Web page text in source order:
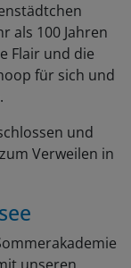
als 100 Jahren
Flair und die
für sich und
und
Verweilen in